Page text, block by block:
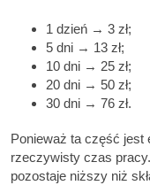
1 dzień → 3 zł;
5 dni → 13 zł;
10 dni → 25 zł;
20 dni → 50 zł;
30 dni → 76 zł.
Ponieważ ta część jest
rzeczywisty czas
pozostaje niższy niż